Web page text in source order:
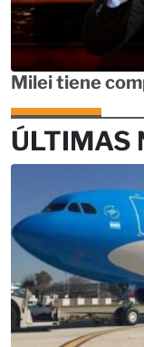
Milei tiene
ÚLTIMAS